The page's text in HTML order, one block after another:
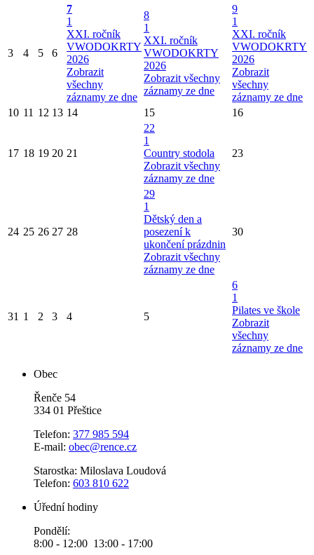
3 4 5 6
7
1
XXI. ročník
VWODOKRTY
2026
Zobrazit
všechny
záznamy ze dne
8
1
XXI. ročník
VWODOKRTY
2026
Zobrazit všechny
záznamy ze dne
9
1
XXI. ročník
VWODOKRTY
2026
Zobrazit
všechny
záznamy ze dne
10 11 12 13 14 15 16
17 18 19 20 21
22
1
Country stodola
Zobrazit všechny
záznamy ze dne
23
24 25 26 27 28
29
1
Dětský den a
posezení k
ukončení prázdnin
Zobrazit všechny
záznamy ze dne
30
31 1 2 3 4 5
6
1
Pilates ve škole
Zobrazit
všechny
záznamy ze dne
Obec
Řenče 54
334 01 Přeštice
Telefon: 377 985 594
E-mail: obec@rence.cz
Starostka: Miloslava Loudová
Telefon: 603 810 622
Úřední hodiny
Pondělí:
8:00 - 12:00 13:00 - 17:00